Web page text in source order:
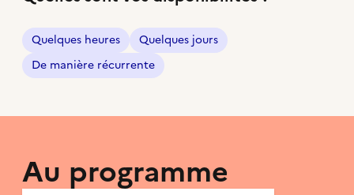
Quelques heures
Quelques jours
De manière récurrente
Au programme